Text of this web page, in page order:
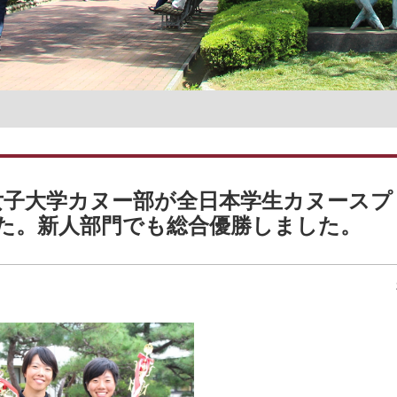
名誉教授一覧
大学カヌー部が全日本学生カヌース
新人部門でも総合優勝しました。